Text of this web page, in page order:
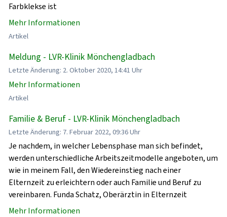
Farbklekse ist
Mehr Informationen
Artikel
Meldung - LVR-Klinik Mönchengladbach
Letzte Änderung: 2. Oktober 2020, 14:41 Uhr
Mehr Informationen
Artikel
Familie & Beruf - LVR-Klinik Mönchengladbach
Letzte Änderung: 7. Februar 2022, 09:36 Uhr
Je nachdem, in welcher Lebensphase man sich befindet,
werden unterschiedliche Arbeitszeitmodelle angeboten, um
wie in meinem Fall, den Wiedereinstieg nach einer
Elternzeit zu erleichtern oder auch Familie und Beruf zu
vereinbaren. Funda Schatz, Oberärztin in Elternzeit
Mehr Informationen